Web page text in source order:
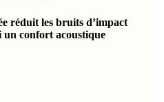
réduit les bruits d’impact
un confort acoustique